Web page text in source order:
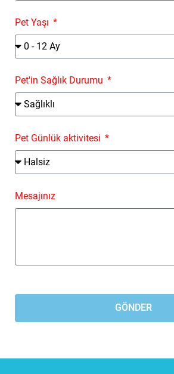
Pet Yaşı
Pet'in Sağlık Durumu
Pet Günlük aktivitesi
Mesajınız
GÖNDER